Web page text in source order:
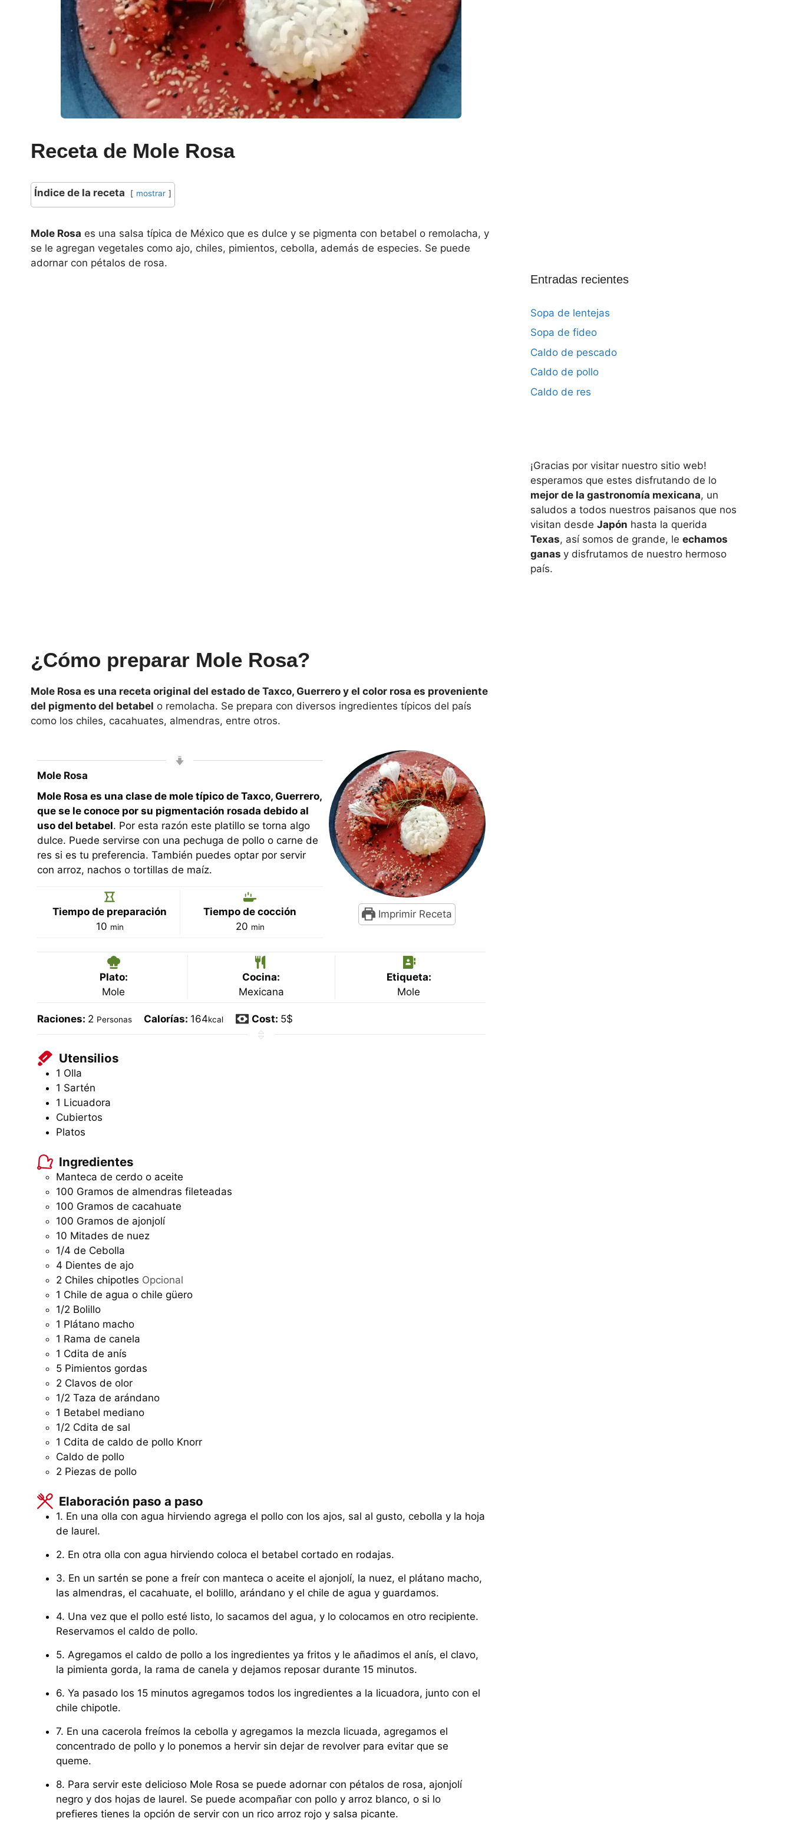
Receta de Mole Rosa
Índice de la receta mostrar
Mole Rosa es una salsa típica de México que es dulce y se pigmenta con betabel o remolacha, y
se le agregan vegetales como ajo, chiles, pimientos, cebolla, además de especies. Se puede
adornar con pétalos de rosa.
¿Cómo preparar Mole Rosa?
Mole Rosa es una receta original del estado de Taxco, Guerrero y el color rosa es proveniente
del pigmento del betabel o remolacha. Se prepara con diversos ingredientes típicos del país
como los chiles, cacahuates, almendras, entre otros.
Imprimir Receta
Mole Rosa
Mole Rosa es una clase de mole típico de Taxco, Guerrero,
que se le conoce por su pigmentación rosada debido al
uso del betabel. Por esta razón este platillo se torna algo
dulce. Puede servirse con una pechuga de pollo o carne de
res si es tu preferencia. También puedes optar por servir
con arroz, nachos o tortillas de maíz.
Tiempo de preparación
10minutos
min
Tiempo de cocción
20minutos
min
Plato:
Mole
Cocina:
Mexicana
Etiqueta:
Mole
Raciones: 2 Personas Calorías: 164kcal Cost: 5$
Utensilios
1 Olla
1 Sartén
1 Licuadora
Cubiertos
Platos
Ingredientes
Manteca de cerdo o aceite
100 Gramos de almendras fileteadas
100 Gramos de cacahuate
100 Gramos de ajonjolí
10 Mitades de nuez
1/4 de Cebolla
4 Dientes de ajo
2 Chiles chipotles Opcional
1 Chile de agua o chile güero
1/2 Bolillo
1 Plátano macho
1 Rama de canela
1 Cdita de anís
5 Pimientos gordas
2 Clavos de olor
1/2 Taza de arándano
1 Betabel mediano
1/2 Cdita de sal
1 Cdita de caldo de pollo Knorr
Caldo de pollo
2 Piezas de pollo
Elaboración paso a paso
1. En una olla con agua hirviendo agrega el pollo con los ajos, sal al gusto, cebolla y la hoja
de laurel.
2. En otra olla con agua hirviendo coloca el betabel cortado en rodajas.
3. En un sartén se pone a freír con manteca o aceite el ajonjolí, la nuez, el plátano macho,
las almendras, el cacahuate, el bolillo, arándano y el chile de agua y guardamos.
4. Una vez que el pollo esté listo, lo sacamos del agua, y lo colocamos en otro recipiente.
Reservamos el caldo de pollo.
5. Agregamos el caldo de pollo a los ingredientes ya fritos y le añadimos el anís, el clavo,
la pimienta gorda, la rama de canela y dejamos reposar durante 15 minutos.
6. Ya pasado los 15 minutos agregamos todos los ingredientes a la licuadora, junto con el
chile chipotle.
7. En una cacerola freímos la cebolla y agregamos la mezcla licuada, agregamos el
concentrado de pollo y lo ponemos a hervir sin dejar de revolver para evitar que se
queme.
8. Para servir este delicioso Mole Rosa se puede adornar con pétalos de rosa, ajonjolí
negro y dos hojas de laurel. Se puede acompañar con pollo y arroz blanco, o si lo
prefieres tienes la opción de servir con un rico arroz rojo y salsa picante.
Entradas recientes
Sopa de lentejas
Sopa de fideo
Caldo de pescado
Caldo de pollo
Caldo de res
¡Gracias por visitar nuestro sitio web!
esperamos que estes disfrutando de lo
mejor de la gastronomía mexicana, un
saludos a todos nuestros paisanos que nos
visitan desde Japón hasta la querida
Texas, así somos de grande, le echamos
ganas y disfrutamos de nuestro hermoso
país.